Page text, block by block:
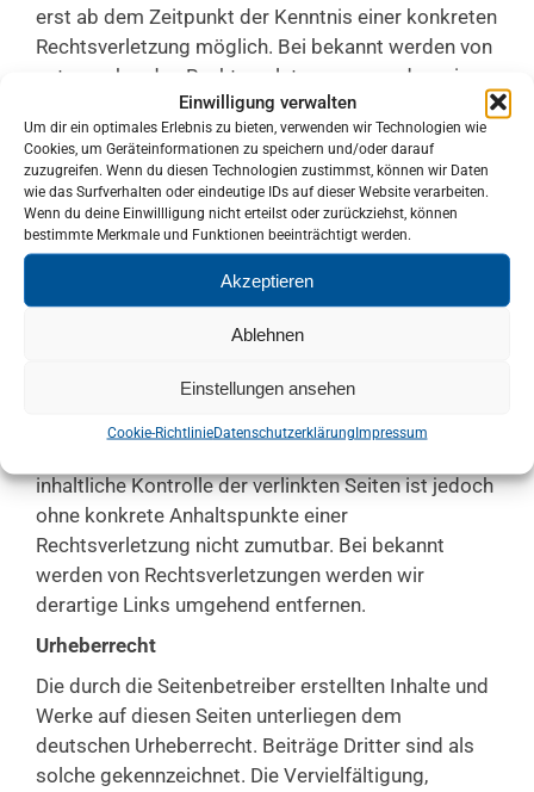
Einwilligung verwalten
Um dir ein optimales Erlebnis zu bieten, verwenden wir Technologien wie
Cookies, um Geräteinformationen zu speichern und/oder darauf
zuzugreifen. Wenn du diesen Technologien zustimmst, können wir Daten
wie das Surfverhalten oder eindeutige IDs auf dieser Website verarbeiten.
Wenn du deine Einwillligung nicht erteilst oder zurückziehst, können
bestimmte Merkmale und Funktionen beeinträchtigt werden.
Akzeptieren
Ablehnen
Einstellungen ansehen
Cookie-RichtlinieDatenschutzerklärungImpressum
erst ab dem Zeitpunkt der Kenntnis einer konkreten
Rechtsverletzung möglich. Bei bekannt werden von
entsprechenden Rechtsverletzungen werden wir
diese Inhalte umgehend entfernen.
Haftung für Links
Unser Angebot enthält Links zu externen Webseiten
Dritter, auf deren Inhalte wir keinen Einfluss haben.
Deshalb können wir für diese fremden Inhalte auch
keine Gewähr übernehmen. Für die Inhalte der
verlinkten Seiten ist stets der jeweilige Anbieter
oder Betreiber der Seiten verantwortlich. Die
Verlinkung auf mögliche Rechtsverstöße überprüft.
Rechtswidrige Inhalte waren zum Zeitpunkt der
inhaltliche Kontrolle der verlinkten Seiten ist jedoch
ohne konkrete Anhaltspunkte einer
Rechtsverletzung nicht zumutbar. Bei bekannt
werden von Rechtsverletzungen werden wir
derartige Links umgehend entfernen.
Urheberrecht
Die durch die Seitenbetreiber erstellten Inhalte und
Werke auf diesen Seiten unterliegen dem
deutschen Urheberrecht. Beiträge Dritter sind als
solche gekennzeichnet. Die Vervielfältigung,